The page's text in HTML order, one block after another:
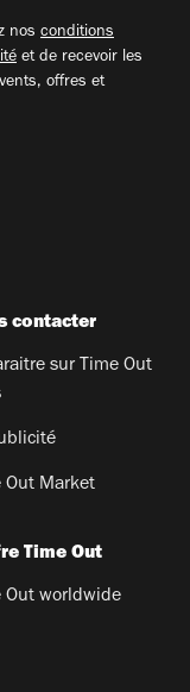
nos conditions
et de recevoir les
offres et
contacter
sur Time Out
Out Market
Time Out
Out worldwide